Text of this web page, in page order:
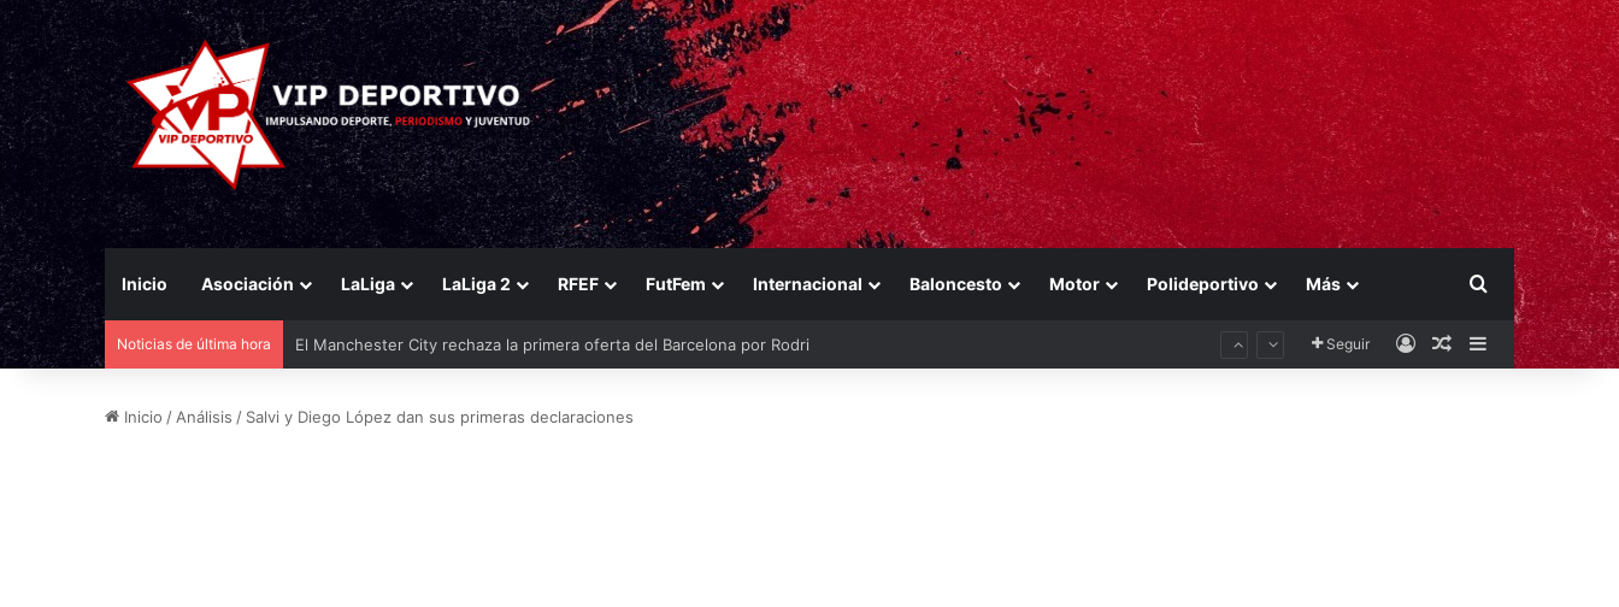
Inicio Asociación LaLiga LaLiga 2 RFEF FutFem Internacional Baloncesto Motor Polideportivo Más Buscar por
Noticias de última hora Mastantuono cedido a la Fiorentina Seguir AccesoPublicación al
Barra lateral
Inicio / Análisis / Salvi y Diego López dan sus primeras declaraciones